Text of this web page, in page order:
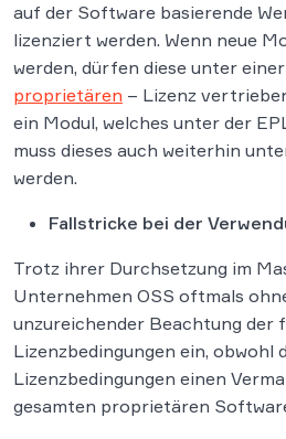
auf der Software basierende
lizenziert werden. Wenn neue
werden, dürfen diese unter
proprietären – Lizenz
ein Modul, welches unter der
muss dieses auch weiterhin
werden.
Fallstricke bei der
Trotz ihrer Durchsetzung im
Unternehmen OSS oftmals
unzureichender Beachtung der
Lizenzbedingungen ein, obwohl
Lizenzbedingungen einen
gesamten proprietären